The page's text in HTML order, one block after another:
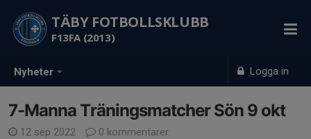
Nyheter Logga in
TÄBY FOTBOLLSKLUBB
F13FA (2013)
7-Manna Träningsmatcher Sön 9 okt
12 sep 2022
0 kommentarer